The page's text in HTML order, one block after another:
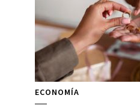
ECONOMÍA